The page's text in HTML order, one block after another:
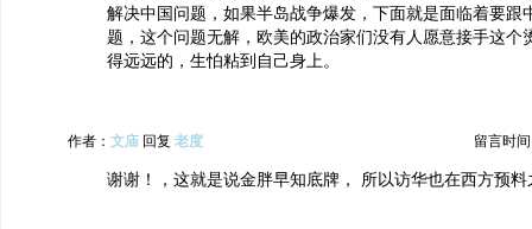
解决中国问题，如果半岛战争爆发，下面就是面临着要跟
题，这个问题无解，欧美的政治家们没有人愿意接手这个
得远远的，生怕粘到自己身上。
作者： 文庙 回复 老度 留言时间
谢谢！，这就是说金胖早知底牌， 所以访华也在西方预料